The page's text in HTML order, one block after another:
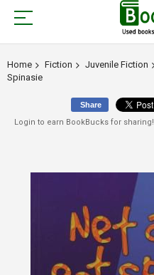
Home Fiction Juvenile Fiction
Spinasie
Share
Login to earn BookBucks for sharing!